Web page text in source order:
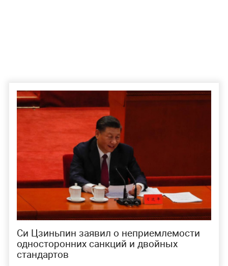
Си Цзиньпин заявил о неприемлемости
односторонних санкций и двойных
стандартов